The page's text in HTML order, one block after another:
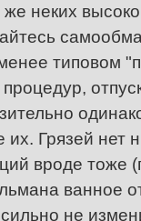
же неких
типовом
Грязей нет
вроде тоже
ванное
не